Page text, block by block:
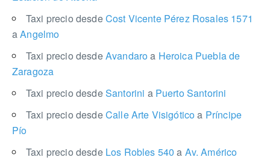
Taxi precio desdeCost Vicente Pérez Rosales 1571
aAngelmo
Taxi precio desdeAvandaroa Heroica Puebla de
Zaragoza
Taxi precio desdeSantorini aPuerto Santorini
Taxi precio desdeCalle Arte Visigóticoa Príncipe
Pío
Taxi precio desde Los Robles 540a Av. Américo